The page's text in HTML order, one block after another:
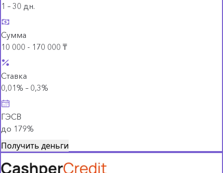
1 – 30 дн.
Сумма
10 000 - 170 000 ₸
Ставка
0,01% – 0,3%
ГЭСВ
до 179%
Получить деньги